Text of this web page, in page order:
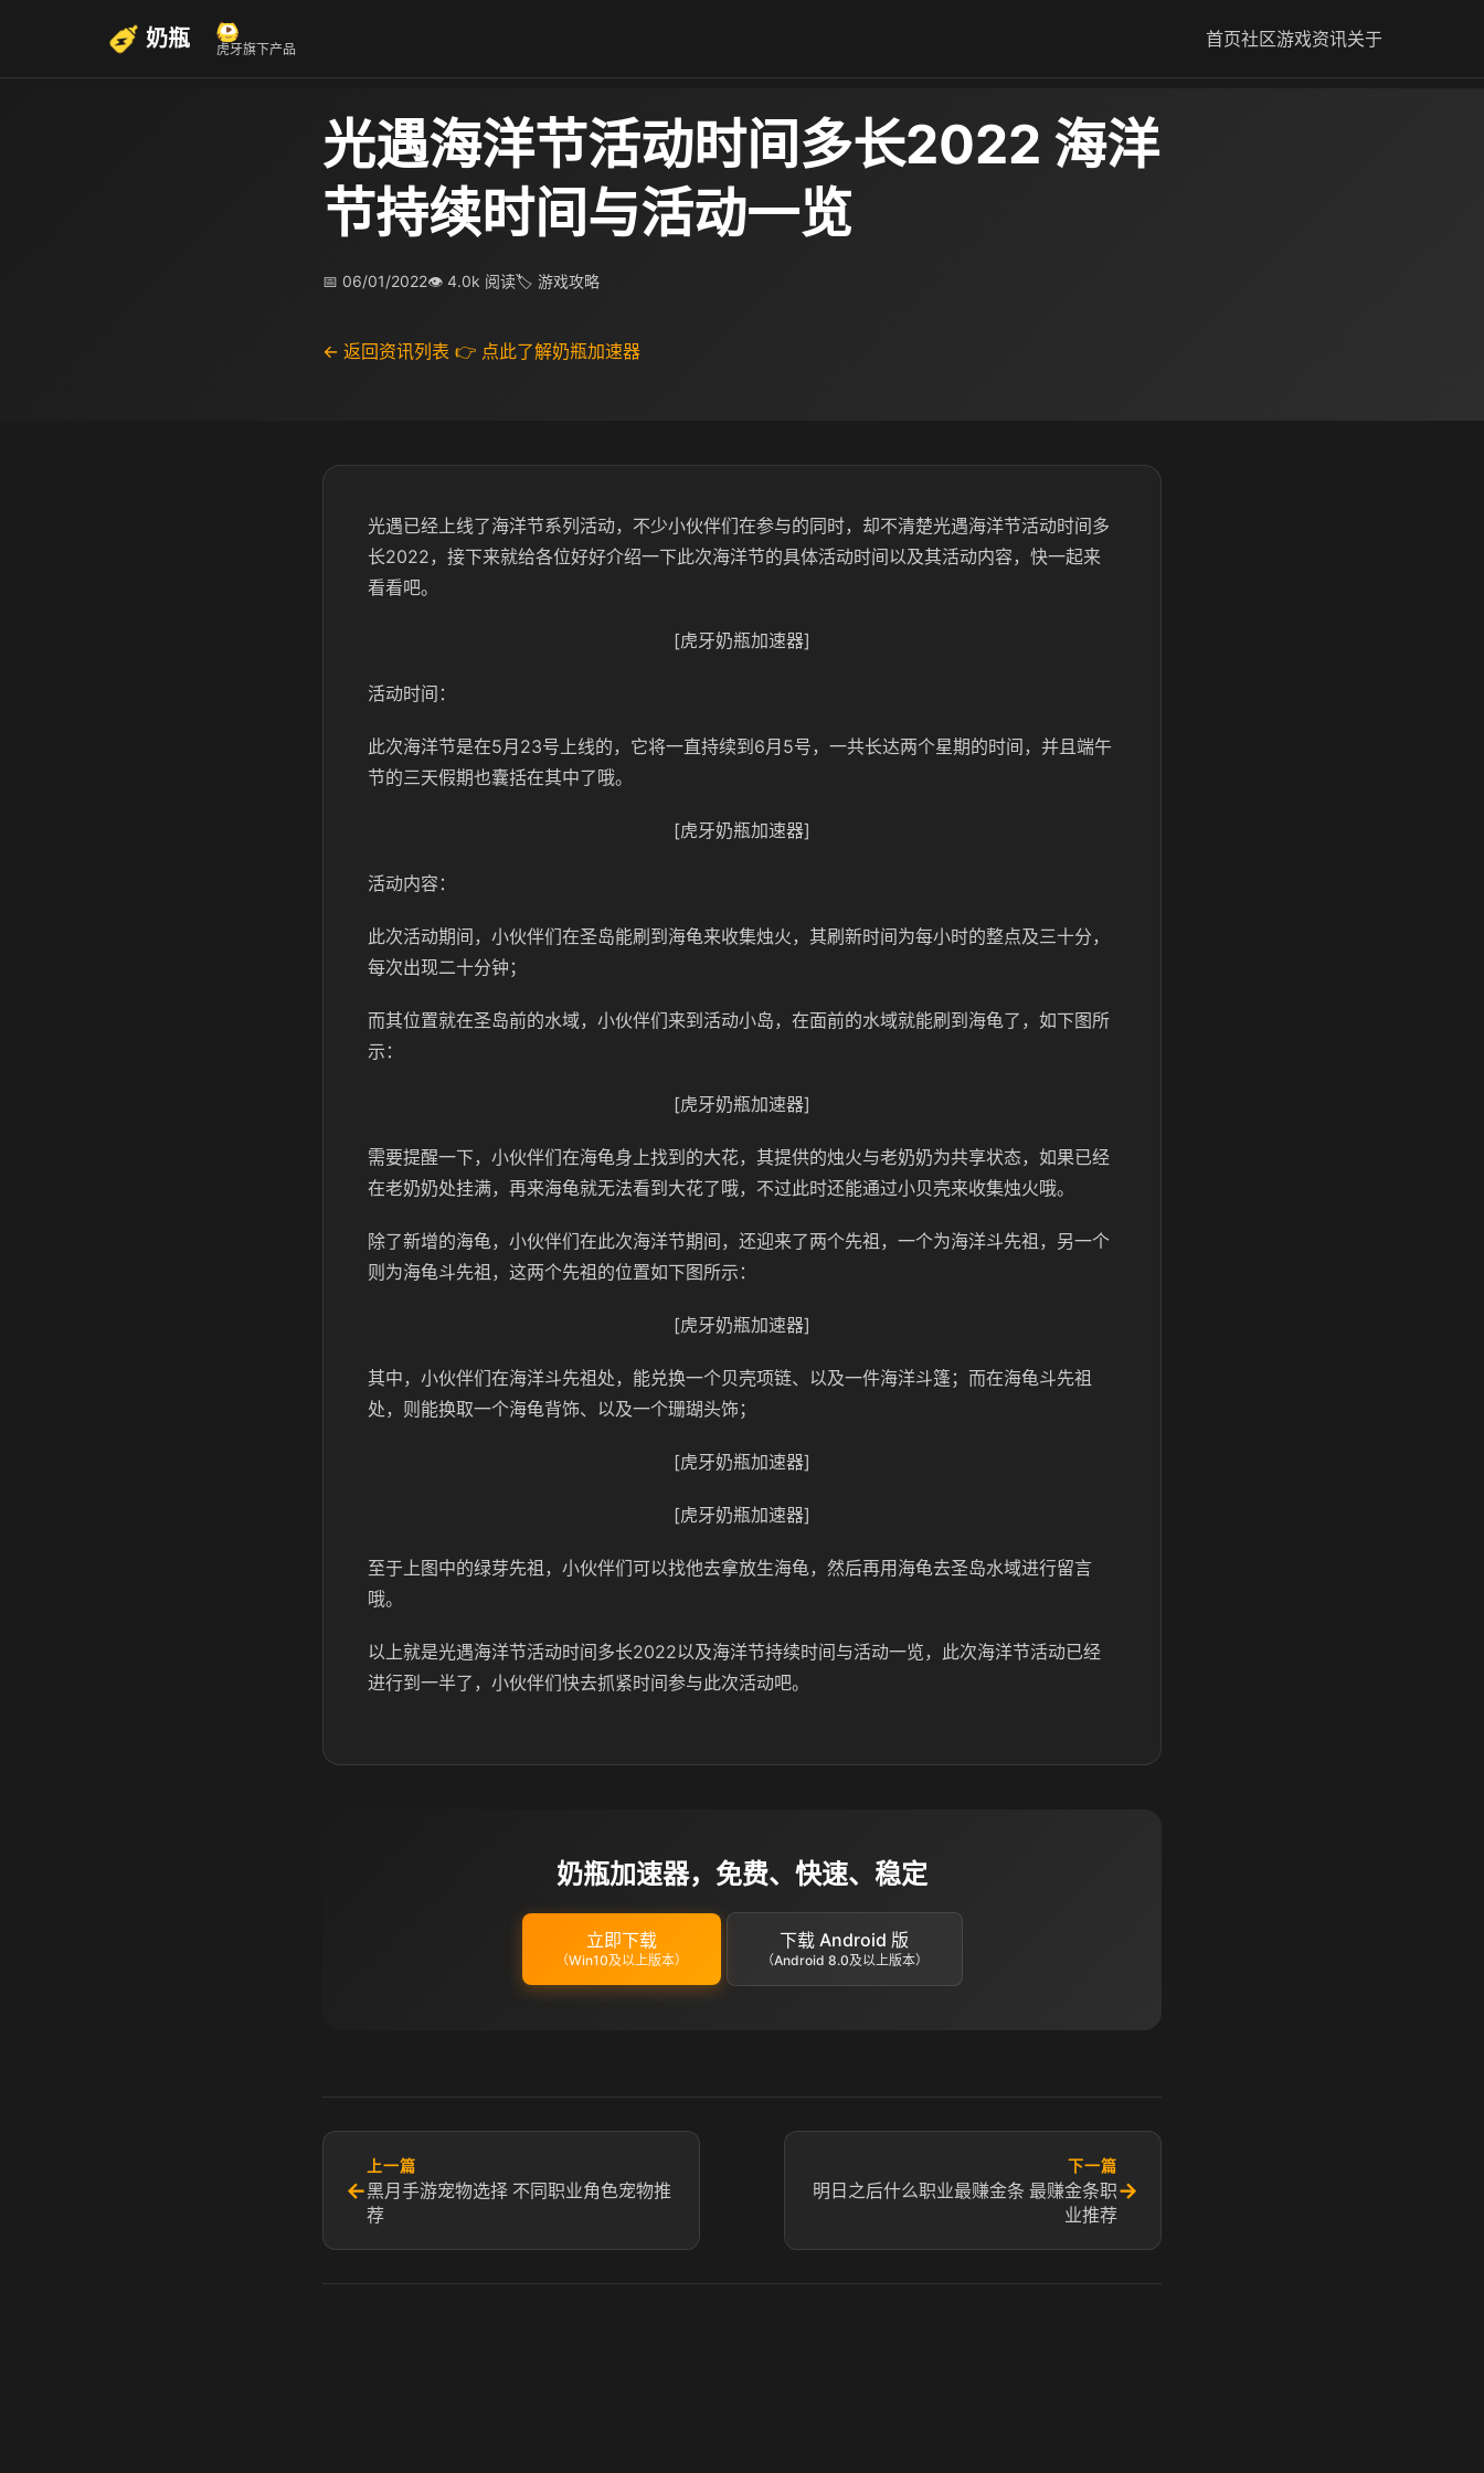
奶瓶 虎牙旗下产品 首页社区游戏资讯关于
光遇海洋节活动时间多长2022 海洋
节持续时间与活动一览
📅 06/01/2022👁 4.0k 阅读🏷 游戏攻略
← 返回资讯列表 👉 点此了解奶瓶加速器
光遇已经上线了海洋节系列活动，不少小伙伴们在参与的同时，却不清楚光遇海洋节活动时间多
长2022，接下来就给各位好好介绍一下此次海洋节的具体活动时间以及其活动内容，快一起来
看看吧。
[虎牙奶瓶加速器]
活动时间：
此次海洋节是在5月23号上线的，它将一直持续到6月5号，一共长达两个星期的时间，并且端午
节的三天假期也囊括在其中了哦。
[虎牙奶瓶加速器]
活动内容：
此次活动期间，小伙伴们在圣岛能刷到海龟来收集烛火，其刷新时间为每小时的整点及三十分，
每次出现二十分钟；
而其位置就在圣岛前的水域，小伙伴们来到活动小岛，在面前的水域就能刷到海龟了，如下图所
示：
[虎牙奶瓶加速器]
需要提醒一下，小伙伴们在海龟身上找到的大花，其提供的烛火与老奶奶为共享状态，如果已经
在老奶奶处挂满，再来海龟就无法看到大花了哦，不过此时还能通过小贝壳来收集烛火哦。
除了新增的海龟，小伙伴们在此次海洋节期间，还迎来了两个先祖，一个为海洋斗先祖，另一个
则为海龟斗先祖，这两个先祖的位置如下图所示：
[虎牙奶瓶加速器]
其中，小伙伴们在海洋斗先祖处，能兑换一个贝壳项链、以及一件海洋斗篷；而在海龟斗先祖
处，则能换取一个海龟背饰、以及一个珊瑚头饰；
[虎牙奶瓶加速器]
[虎牙奶瓶加速器]
至于上图中的绿芽先祖，小伙伴们可以找他去拿放生海龟，然后再用海龟去圣岛水域进行留言
哦。
以上就是光遇海洋节活动时间多长2022以及海洋节持续时间与活动一览，此次海洋节活动已经
进行到一半了，小伙伴们快去抓紧时间参与此次活动吧。
奶瓶加速器，免费、快速、稳定
立即下载
（Win10及以上版本）
下载 Android 版
（Android 8.0及以上版本）
←
上一篇
黑月手游宠物选择 不同职业角色宠物推
荐
下一篇
明日之后什么职业最赚金条 最赚金条职
业推荐
→